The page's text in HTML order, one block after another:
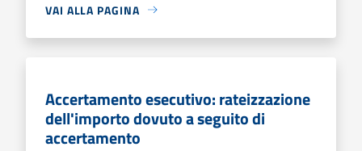
VAI ALLA PAGINA
Accertamento esecutivo: rateizzazione
dell'importo dovuto a seguito di
accertamento